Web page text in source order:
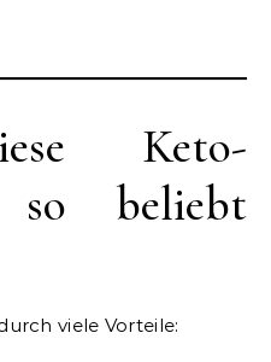
Keto-
so beliebt
viele Vorteile: